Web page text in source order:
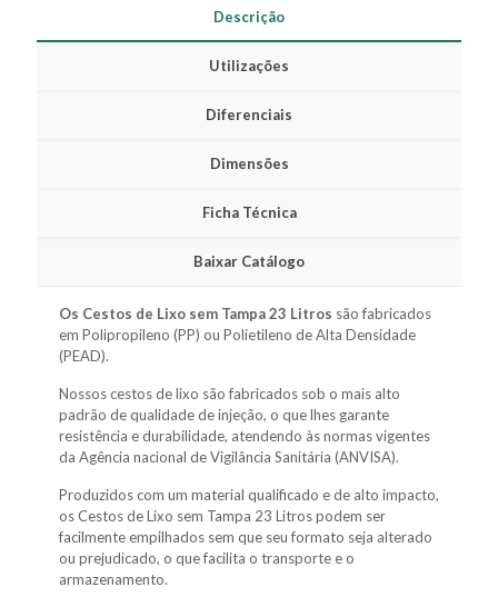
Descrição
Utilizações
Diferenciais
Dimensões
Ficha Técnica
Baixar Catálogo
Os Cestos de Lixo sem Tampa 23 Litros são fabricados
em Polipropileno (PP) ou Polietileno de Alta Densidade
(PEAD).
Nossos cestos de lixo são fabricados sob o mais alto
padrão de qualidade de injeção, o que lhes garante
resistência e durabilidade, atendendo às normas vigentes
da Agência nacional de Vigilância Sanitária (ANVISA).
Produzidos com um material qualificado e de alto impacto,
os Cestos de Lixo sem Tampa 23 Litros podem ser
facilmente empilhados sem que seu formato seja alterado
ou prejudicado, o que facilita o transporte e o
armazenamento.